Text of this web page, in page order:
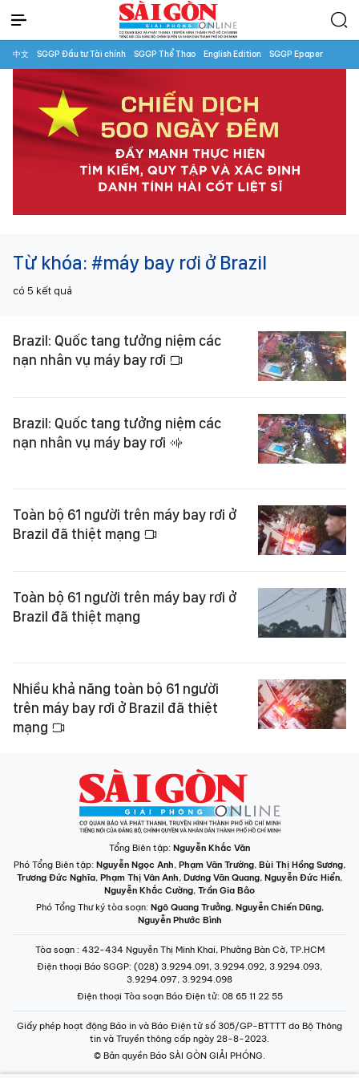
中文 SGGP Đầu tư Tài chính SGGP Thể Thao English Edition SGGP Epaper
Từ khóa: #máy bay rơi ở Brazil
có 5 kết quả
Brazil: Quốc tang tưởng niệm các
nạn nhân vụ máy bay rơi
Brazil: Quốc tang tưởng niệm các
nạn nhân vụ máy bay rơi
Toàn bộ 61 người trên máy bay rơi ở
Brazil đã thiệt mạng
Toàn bộ 61 người trên máy bay rơi ở
Brazil đã thiệt mạng
Nhiều khả năng toàn bộ 61 người
trên máy bay rơi ở Brazil đã thiệt
mạng
Tổng Biên tập: Nguyễn Khắc Văn
Phó Tổng Biên tập: Nguyễn Ngọc Anh, Phạm Văn Trường, Bùi Thị Hồng Sương,
Trương Đức Nghĩa, Phạm Thị Vân Anh, Dương Văn Quang, Nguyễn Đức Hiển,
Nguyễn Khắc Cường, Trần Gia Bảo
Phó Tổng Thư ký tòa soạn: Ngô Quang Trưởng, Nguyễn Chiến Dũng,
Nguyễn Phước Bình
Tòa soạn : 432-434 Nguyễn Thị Minh Khai, Phường Bàn Cờ, TP.HCM
Điện thoại Báo SGGP: (028) 3.9294.091, 3.9294.092, 3.9294.093,
3.9294.097, 3.9294.098
Điện thoại Tòa soạn Báo Điện tử: 08 65 11 22 55
Giấy phép hoạt động Báo in và Báo Điện tử số 305/GP-BTTTT do Bộ Thông
tin và Truyền thông cấp ngày 28-8-2023.
© Bản quyền Báo SÀI GÒN GIẢI PHÓNG.